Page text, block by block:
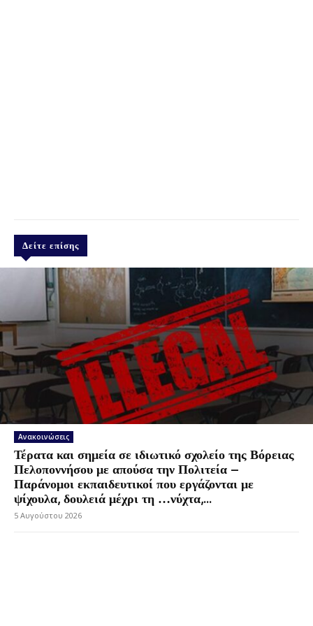
Δείτε επίσης
Ανακοινώσεις
Τέρατα και σημεία σε ιδιωτικό σχολείο της Βόρειας
Πελοποννήσου με απούσα την Πολιτεία –
Παράνομοι εκπαιδευτικοί που εργάζονται με
ψίχουλα, δουλειά μέχρι τη …νύχτα,...
5 Αυγούστου 2026